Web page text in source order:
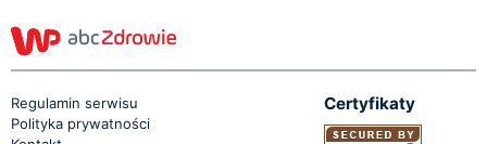
Regulamin serwisu
Polityka prywatności
Certyfikaty